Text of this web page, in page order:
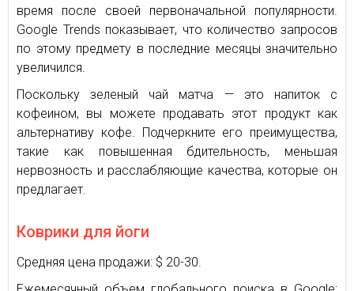
время после своей первоначальной популярности.
Google Trends показывает, что количество запросов
по этому предмету в последние месяцы значительно
увеличился.
Поскольку зеленый чай матча — это напиток с
кофеином, вы можете продавать этот продукт как
альтернативу кофе. Подчеркните его преимущества,
такие как повышенная бдительность, меньшая
нервозность и расслабляющие качества, которые он
предлагает.
Коврики для йоги
Средняя цена продажи: $ 20-30.